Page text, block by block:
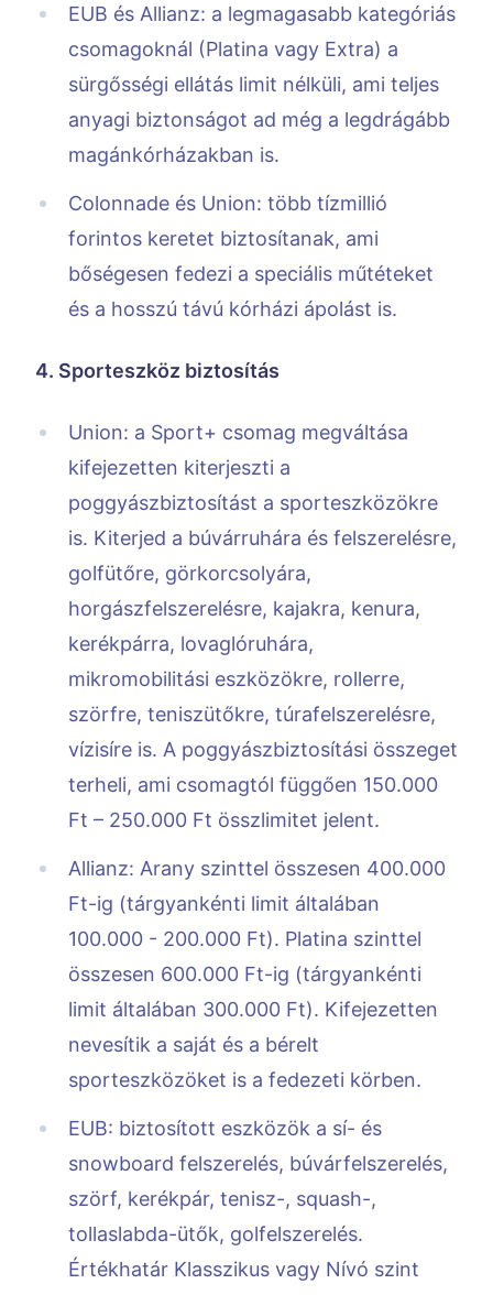
EUB és Allianz: a legmagasabb kategóriás
csomagoknál (Platina vagy Extra) a
sürgősségi ellátás limit nélküli, ami teljes
anyagi biztonságot ad még a legdrágább
magánkórházakban is.
Colonnade és Union: több tízmillió
forintos keretet biztosítanak, ami
bőségesen fedezi a speciális műtéteket
és a hosszú távú kórházi ápolást is.
4. Sporteszköz biztosítás
Union: a Sport+ csomag megváltása
kifejezetten kiterjeszti a
poggyászbiztosítást a sporteszközökre
is. Kiterjed a búvárruhára és felszerelésre,
golfütőre, görkorcsolyára,
horgászfelszerelésre, kajakra, kenura,
kerékpárra, lovaglóruhára,
mikromobilitási eszközökre, rollerre,
szörfre, teniszütőkre, túrafelszerelésre,
vízisíre is. A poggyászbiztosítási összeget
terheli, ami csomagtól függően 150.000
Ft – 250.000 Ft összlimitet jelent.
Allianz: Arany szinttel összesen 400.000
Ft-ig (tárgyankénti limit általában
100.000 - 200.000 Ft). Platina szinttel
összesen 600.000 Ft-ig (tárgyankénti
limit általában 300.000 Ft). Kifejezetten
nevesítik a saját és a bérelt
sporteszközöket is a fedezeti körben.
EUB: biztosított eszközök a sí- és
snowboard felszerelés, búvárfelszerelés,
szörf, kerékpár, tenisz-, squash-,
tollaslabda-ütők, golfelszerelés.
Értékhatár Klasszikus vagy Nívó szint